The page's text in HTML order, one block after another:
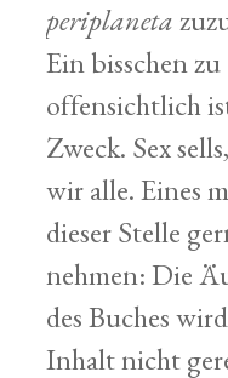
periplaneta
Ein bisschen zu
offensichtlich
Zweck. Sex
wir alle. Eines
dieser Stelle
nehmen: Die
des Buches
Inhalt nicht